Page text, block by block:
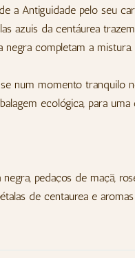
a Antiguidade pelo seu
azuis da centáurea
negra completam a mistura.
num momento tranquilo
ecológica, para uma
pedaços de maçã,
de centaurea e